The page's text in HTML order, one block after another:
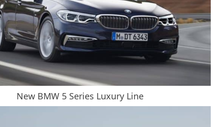
New BMW 5 Series Luxury Line